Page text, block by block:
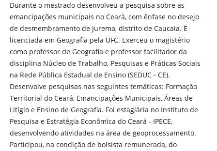
Durante o mestrado desenvolveu a pesquisa sobre as
emancipações municipais no Ceará, com ênfase no desejo
de desmembramento de Jurema, distrito de Caucaia. É
licenciada em Geografia pela UFC. Exerceu o magistério
como professor de Geografia e professor facilitador da
disciplina Núcleo de Trabalho, Pesquisas e Práticas Sociais
na Rede Pública Estadual de Ensino (SEDUC - CE).
Desenvolve pesquisas nas seguintes temáticas: Formação
Territorial do Ceará, Emancipações Municipais, Áreas de
Litígio e Ensino de Geografia. Foi estagiária no Instituto de
Pesquisa e Estratégia Econômica do Ceará - IPECE,
desenvolvendo atividades na área de geoprocessamento.
Participou, na condição de bolsista remunerada, do